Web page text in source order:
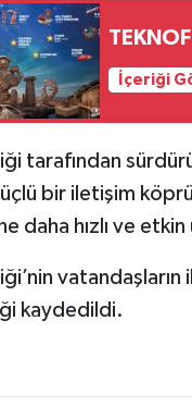
İçeriği
tarafından
bir iletişim
daha hızlı ve
kaydedildi.